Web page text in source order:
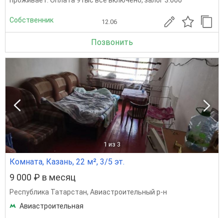
Собственник 12.06
Позвонить
1 из 3
Комната, Казань, 22 м², 3/5 эт.
9 000 ₽ в месяц
Республика Татарстан, Авиастроительный р-н
Авиастроительная